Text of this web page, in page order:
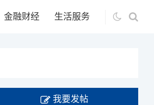
金融财经 生活服务
我要发帖